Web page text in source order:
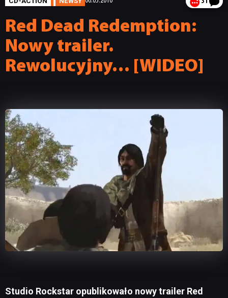
Red Dead Redemption:
Nowy trailer.
Rewolucyjny… [WIDEO]
Studio Rockstar opublikowało nowy trailer Red